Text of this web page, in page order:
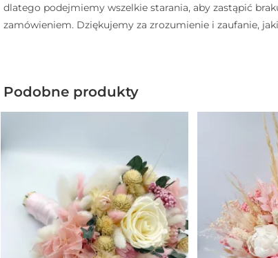
dlatego podejmiemy wszelkie starania, aby zastąpić
zamówieniem. Dziękujemy za zrozumienie i zaufanie,
Podobne produkty